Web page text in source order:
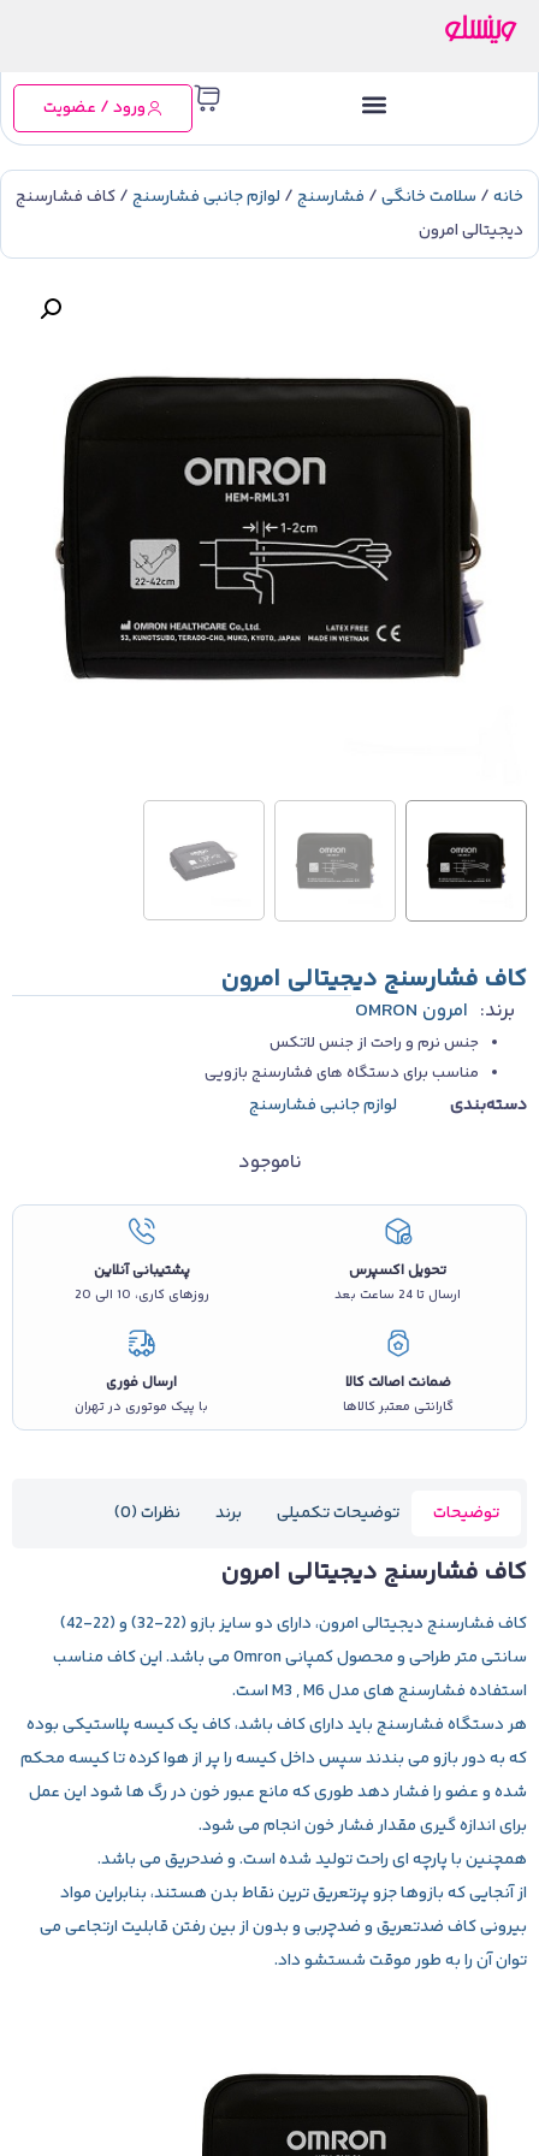
ورود / عضویت
خانه/ سلامت خانگی/ فشارسنج/ لوازم جانبی فشارسنج/ کاف فشارسنج
دیجیتالی امرون
کاف فشارسنج دیجیتالی امرون
برند: امرون OMRON
جنس نرم و راحت از جنس لاتکس
مناسب برای دستگاه های فشارسنج بازویی
دسته‌بندی لوازم جانبی فشارسنج
تحویل اکسپرس
ارسال تا 24 ساعت بعد
پشتیبانی آنلاین
روزهای کاری، 10 الی 20
ضمانت اصالت کالا
گارانتی معتبر کالاها
ارسال فوری
با پیک موتوری در تهران
ناموجود
توضیحات توضیحات تکمیلی برند نظرات (0)
کاف فشارسنج دیجیتالی امرون
کاف فشارسنج دیجیتالی امرون
، دارای دو سایز بازو (22-32) و (22-42)
سانتی متر طراحی و محصول کمپانی Omron می باشد. این کاف مناسب
استفاده فشارسنج های مدل M3 , M6 است.
هر دستگاه فشارسنج باید دارای کاف باشد، کاف یک کیسه پلاستیکی بوده
که به دور بازو می بندند سپس داخل کیسه را پر از هوا کرده تا کیسه محکم
شده و عضو را فشار دهد طوری که مانع عبور خون در رگ ها شود این عمل
برای اندازه گیری مقدار فشار خون انجام می شود.
همچنین با پارچه ای راحت تولید شده است. و ضدحریق می باشد.
از آنجایی که بازوها جزو پرتعریق ترین نقاط بدن هستند، بنابراین مواد
بیرونی کاف ضدتعریق و ضدچربی و بدون از بین رفتن قابلیت ارتجاعی می
توان آن را به طور موقت شستشو داد.